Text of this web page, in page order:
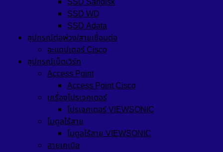
SSD WD
SSD Adata
อุปกรณ์ต่อพ่วง/สายเชื่อมต่อ
อะแดปเตอร์ Cisco
อุปกรณ์เน็ตเวิร์ก
Access Point
Access Point Cisco
เครื่องโปรเจคเตอร์
โปรเจคเตอร์ VIEWSONIC
โมดูลไร้สาย
โมดูลไร้สาย VIEWSONIC
สายเคเบิล